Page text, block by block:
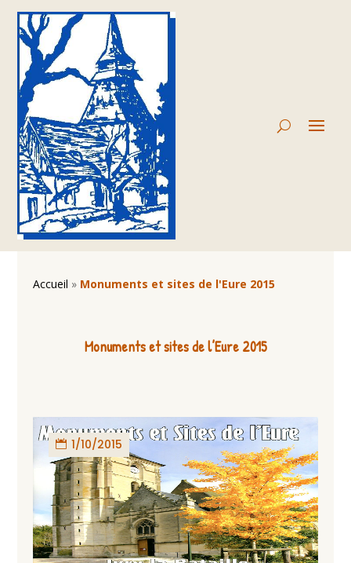
Accueil » Monuments et sites de l'Eure 2015
Monuments et sites de l’Eure 2015
1/10/2015